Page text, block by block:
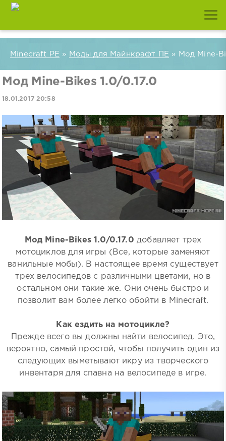
Minecraft PE » Моды для Майнкрафт ПЕ » Мод Mine-
Мод Mine-Bikes 1.0/0.17.0
18.01.2017 20:58
Мод Mine-Bikes 1.0/0.17.0 добавляет трех
мотоциклов для игры (Все, которые заменяют
ванильные мобы). В настоящее время существует
трех велосипедов с различными цветами, но в
остальном они такие же. Они очень быстро и
позволит вам более легко обойти в Minecraft.
Как ездить на мотоцикле?
Прежде всего вы должны найти велосипед. Это,
вероятно, самый простой, чтобы получить один из
следующих выметывают икру из творческого
инвентаря для спавна на велосипеде в игре.